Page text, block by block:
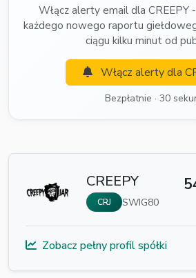
Włącz alerty email dla CREEPY
każdego nowego raportu
ciągu kilku minut od
Włącz alerty dla
Bezpłatnie · 30
CREEPY
CRJ SWIG80
Zobacz pełny profil spółki